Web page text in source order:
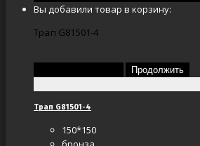
Вы добавили товар в корзину:
Трап G81501-4
Продолжить
Трап G81501-4
150*150